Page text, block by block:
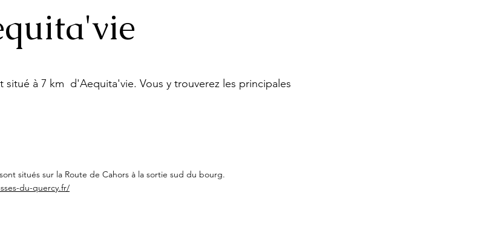
à 7 km d'Aequita'vie. Vous y trouverez les principales
situés sur la Route de Cahors à la sortie sud du bourg.
du-quercy.fr/